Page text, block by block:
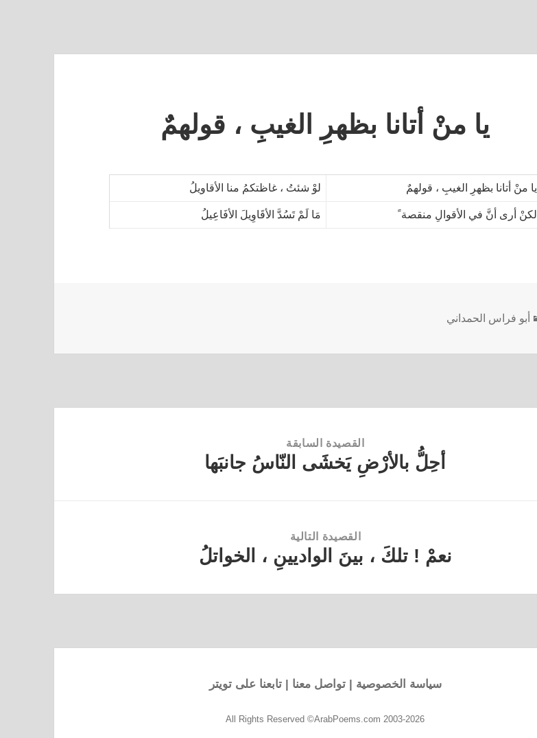
يا منْ أتانا بظهرِ الغيبِ ، قولهمٌ
يا منْ أتانا بظهرِ الغيبِ ، قولهمٌ لوْ شئتُ ، غاظتكمُ منا الأقاويلُ
لكنْ أرى أنَّ في الأقوالِ منقصة ً مَا لَمْ تَسُدَّ الأقَاوِيلَ الأفَاعِيلُ
أبو فراس الحمداني
القصيدة السابقة
أحِلُّ بالأرْضِ يَخشَى النّاسُ جانبَها
القصيدة التالية
نعمْ ‍! تلكَ ، بينَ الواديينِ ، الخواتلُ
سياسة الخصوصية |تواصل معنا |تابعنا على تويتر
All Rights Reserved ©ArabPoems.com 2003-2026